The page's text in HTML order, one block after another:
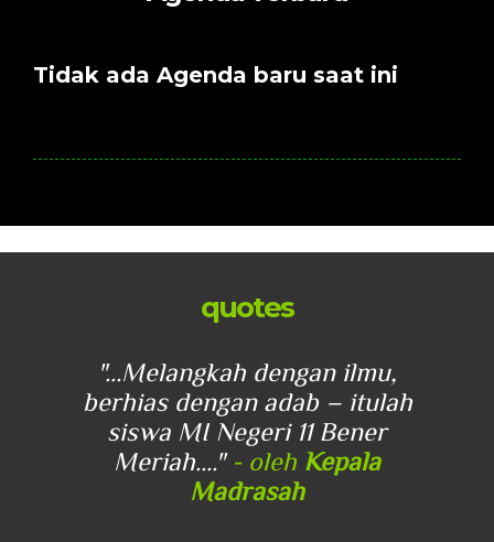
Tidak ada Agenda baru saat ini
quotes
"...Melangkah dengan ilmu,
berhias dengan adab – itulah
siswa MI Negeri 11 Bener
Meriah...." - oleh Kepala
Madrasah